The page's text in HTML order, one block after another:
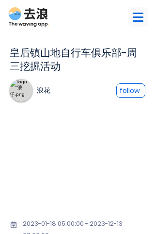
皇后镇山地自行车俱乐部-周
三挖掘活动
浪花 follow
2023-01-18 05:00:00 - 2023-12-13